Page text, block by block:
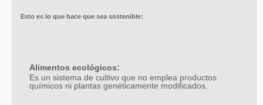
Esto es lo que hace que sea sostenible:
Alimentos ecológicos:
Es un sistema de cultivo que no emplea productos
químicos ni plantas genéticamente modificados.